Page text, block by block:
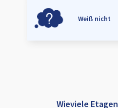
Weiß nicht
Wieviele